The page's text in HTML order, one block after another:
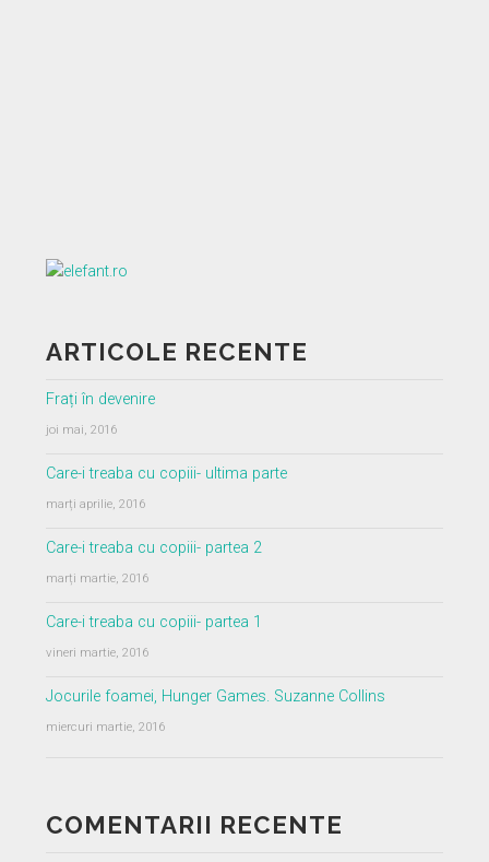
ARTICOLE RECENTE
Frați în devenire
joi mai, 2016
Care-i treaba cu copiii- ultima parte
marți aprilie, 2016
Care-i treaba cu copiii- partea 2
marți martie, 2016
Care-i treaba cu copiii- partea 1
vineri martie, 2016
Jocurile foamei, Hunger Games. Suzanne Collins
miercuri martie, 2016
COMENTARII RECENTE